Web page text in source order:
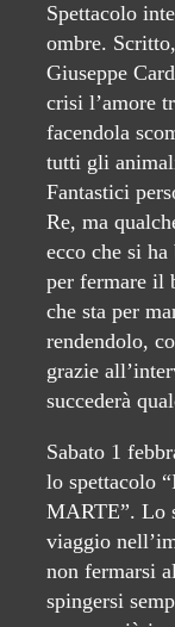
Spettacolo
ombre.
Giuseppe
crisi l’amore
facendola
tutti gli
Fantastici
Re, ma
ecco che si
per fermare il
che sta per
rendendolo,
grazie
succederà
Sabato 1
lo spettacolo
MARTE”. Lo
viaggio
non fermarsi
spingersi